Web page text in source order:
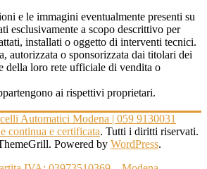
e le immagini eventualmente presenti su
esclusivamente a scopo descrittivo per
installati o oggetto di interventi tecnici.
autorizzata o sponsorizzata dai titolari dei
della loro rete ufficiale di vendita o
ai rispettivi proprietari.
Automatici Modena | 059 9130031
continua e certificata. Tutti i diritti riservati.
Powered by WordPress.